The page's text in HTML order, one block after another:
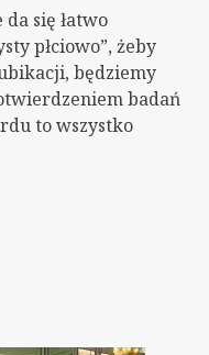
się łatwo
płciowo”, żeby
będziemy
badań
to wszystko